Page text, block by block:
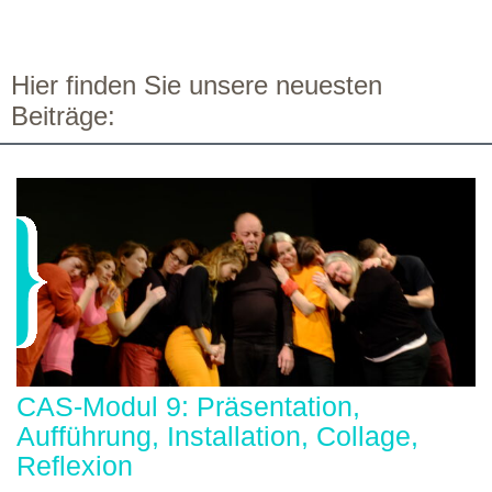
Hier finden Sie unsere neuesten
Beiträge:
CAS-Modul 9: Präsentation,
Aufführung, Installation, Collage,
Reflexion